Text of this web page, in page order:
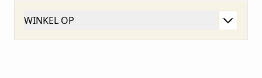
WINKEL OP